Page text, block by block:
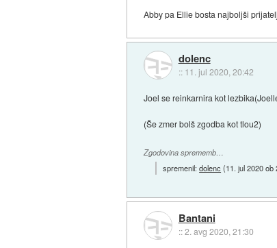
Abby pa Ellie bosta najboljši
dolenc
:: 11. jul 2020, 20:42
Joel se reinkarnira kot
(Še zmer bolš zgodba kot tlou2)
Zgodovina sprememb…
spremenil:dolenc (11. jul 2020 ob
Bantani
::2. avg 2020, 21:30